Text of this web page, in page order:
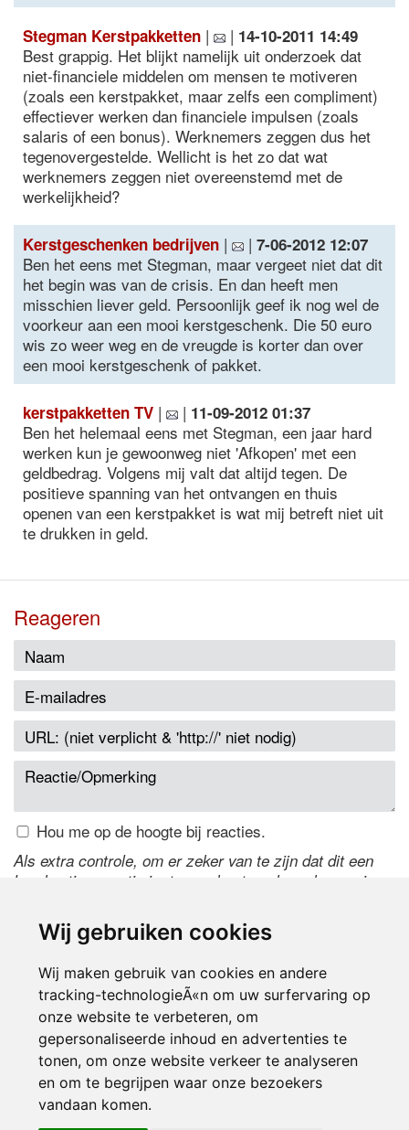
Wij gebruiken cookies
Wij maken gebruik van cookies en andere
tracking-technologieÃ«n om uw surfervaring op
onze website te verbeteren, om
gepersonaliseerde inhoud en advertenties te
tonen, om onze website verkeer te analyseren
en om te begrijpen waar onze bezoekers
vandaan komen.
Stegman Kerstpakketten | | 14-10-2011 14:49
Best grappig. Het blijkt namelijk uit onderzoek dat
niet-financiele middelen om mensen te motiveren
(zoals een kerstpakket, maar zelfs een compliment)
effectiever werken dan financiele impulsen (zoals
salaris of een bonus). Werknemers zeggen dus het
tegenovergestelde. Wellicht is het zo dat wat
werknemers zeggen niet overeenstemd met de
werkelijkheid?
Kerstgeschenken bedrijven | | 7-06-2012 12:07
Ben het eens met Stegman, maar vergeet niet dat dit
het begin was van de crisis. En dan heeft men
misschien liever geld. Persoonlijk geef ik nog wel de
voorkeur aan een mooi kerstgeschenk. Die 50 euro
wis zo weer weg en de vreugde is korter dan over
een mooi kerstgeschenk of pakket.
kerstpakketten TV | | 11-09-2012 01:37
Ben het helemaal eens met Stegman, een jaar hard
werken kun je gewoonweg niet 'Afkopen' met een
geldbedrag. Volgens mij valt dat altijd tegen. De
positieve spanning van het ontvangen en thuis
openen van een kerstpakket is wat mij betreft niet uit
te drukken in geld.
Reageren
Hou me op de hoogte bij reacties.
Als extra controle, om er zeker van te zijn dat dit een
handmatige reactie is, typ onderstaande code over in
de code te wijzigen.